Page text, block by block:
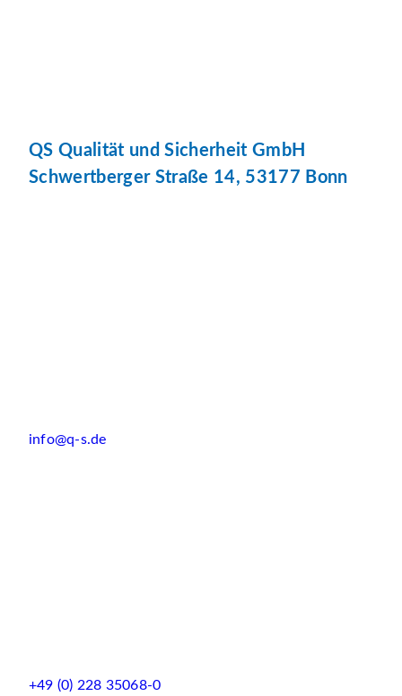
QS Qualität und Sicherheit GmbH
Schwertberger Straße 14, 53177 Bonn
info@q-s.de
+49 (0) 228 35068-0